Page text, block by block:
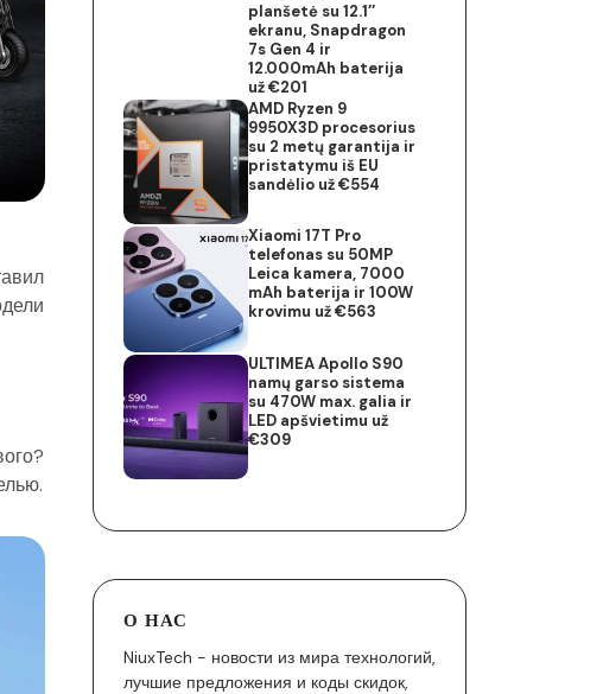
planšetė su 12.1″
ekranu, Snapdragon
7s Gen 4 ir
12.000mAh baterija
už €201
AMD Ryzen 9
9950X3D procesorius
su 2 metų garantija ir
pristatymu iš EU
sandėlio už €554
Xiaomi 17T Pro
telefonas su 50MP
Leica kamera, 7000
mAh baterija ir 100W
krovimu už €563
ULTIMEA Apollo S90
namų garso sistema
su 470W max. galia ir
LED apšvietimu už
€309
О НАС
NiuxTech - новости из мира технологий,
лучшие предложения и коды скидок,